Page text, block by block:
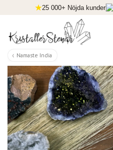
25 000+ Nöjda kunder
Namaste India